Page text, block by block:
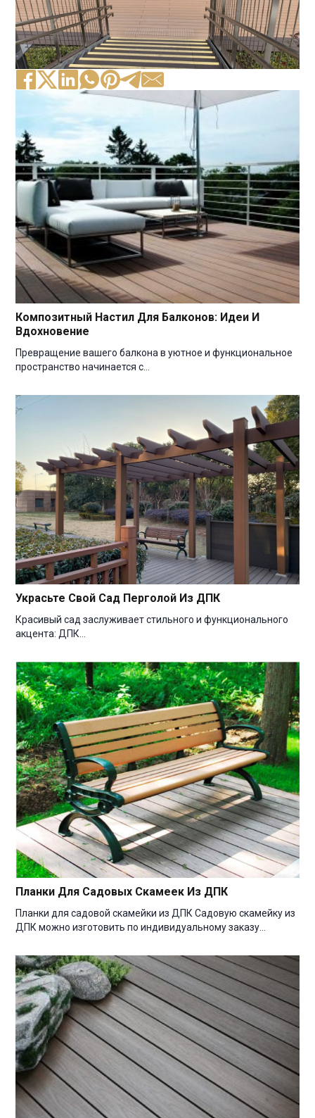
Композитный Настил Для Балконов: Идеи И
Вдохновение
Превращение вашего балкона в уютное и функциональное
пространство начинается с…
Украсьте Свой Сад Перголой Из ДПК
Красивый сад заслуживает стильного и функционального
акцента: ДПК…
Планки Для Садовых Скамеек Из ДПК
Планки для садовой скамейки из ДПК Садовую скамейку из
ДПК можно изготовить по индивидуальному заказу…